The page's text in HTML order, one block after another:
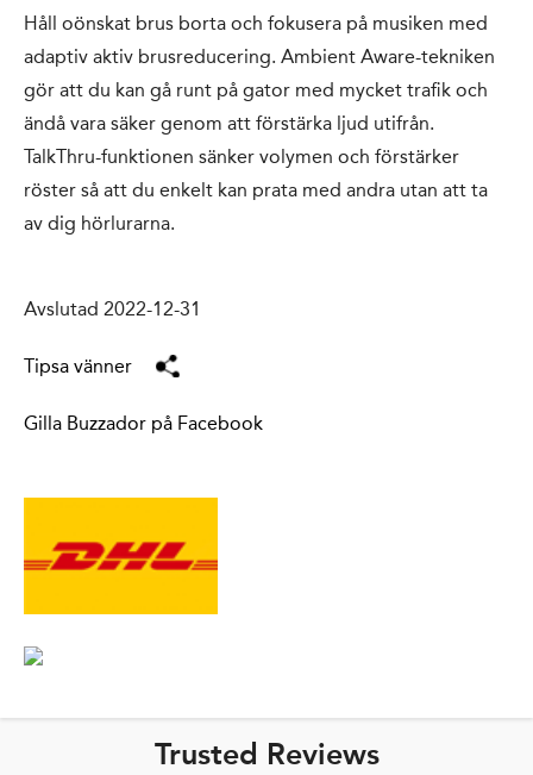
Håll oönskat brus borta och fokusera på musiken med
adaptiv aktiv brusreducering. Ambient Aware-tekniken
gör att du kan gå runt på gator med mycket trafik och
ändå vara säker genom att förstärka ljud utifrån.
TalkThru-funktionen sänker volymen och förstärker
röster så att du enkelt kan prata med andra utan att ta
av dig hörlurarna.
Avslutad 2022-12-31
Tipsa vänner
Gilla Buzzador på Facebook
Trusted Reviews